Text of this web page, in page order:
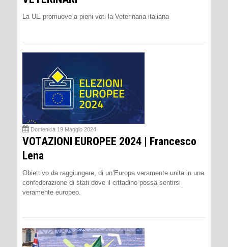
La UE promuove a pieni voti la Veterinaria italiana
Domenica 19 Maggio 2024
VOTAZIONI EUROPEE 2024 | Francesco
Lena
Obiettivo da raggiungere, di un’Europa veramente unita in una
confederazione di stati dove il cittadino possa sentirsi
veramente europeo.